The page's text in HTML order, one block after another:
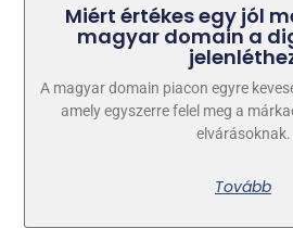
Miért értékes egy jól
magyar domain a
A magyar domain piacon egyre
amely egyszerre felel meg a
elvárásoknak.
Tovább